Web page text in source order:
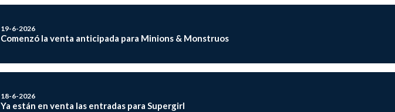
19-6-2026
Comenzó la venta anticipada para Minions & Monstruos
18-6-2026
Ya están en venta las entradas para Supergirl